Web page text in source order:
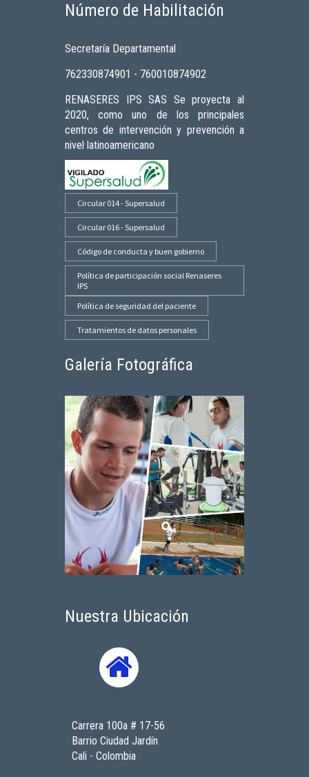
Número de Habilitación
Secretaría Departamental
762330874901 - 760010874902
RENASERES IPS SAS Se proyecta al
2020, como uno de los principales
centros de intervención y prevención a
nivel latinoamericano
Circular 014 - Supersalud
Circular 016 - Supersalud
Código de conducta y buen gobierno
Política de participación social Renaseres
IPS
Política de seguridad del paciente
Tratamientos de datos personales
Galería Fotográfica
Nuestra Ubicación
Carrera 100a # 17-56
Barrio Ciudad Jardín
Cali - Colombia